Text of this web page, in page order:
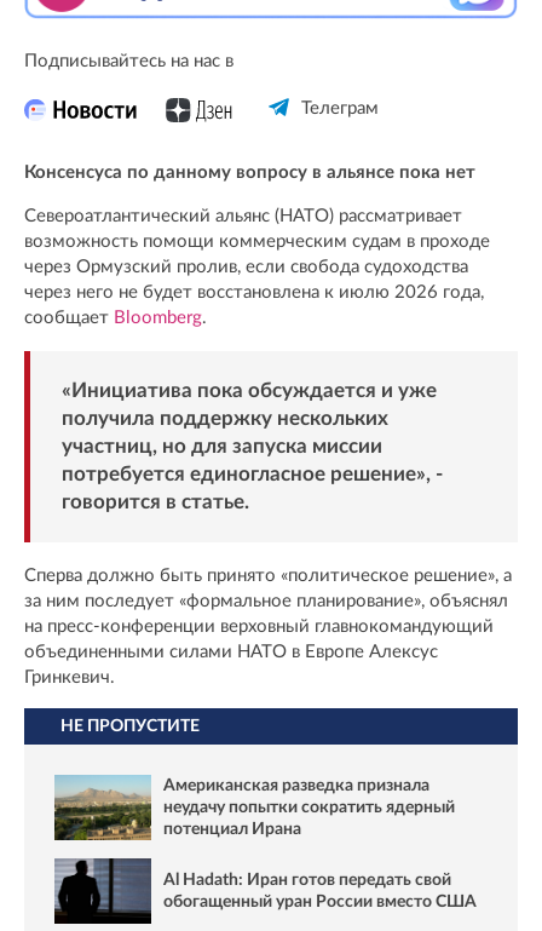
Подписывайтесь на нас в
Телеграм
Консенсуса по данному вопросу в альянсе пока нет
Североатлантический альянс (НАТО) рассматривает
возможность помощи коммерческим судам в проходе
через Ормузский пролив, если свобода судоходства
через него не будет восстановлена к июлю 2026 года,
сообщает Bloomberg.
«Инициатива пока обсуждается и уже
получила поддержку нескольких
участниц, но для запуска миссии
потребуется единогласное решение», -
говорится в статье.
Сперва должно быть принято «политическое решение», а
за ним последует «формальное планирование», объяснял
на пресс-конференции верховный главнокомандующий
объединенными силами НАТО в Европе Алексус
Гринкевич.
НЕ ПРОПУСТИТЕ
Американская разведка признала
неудачу попытки сократить ядерный
потенциал Ирана
Al Hadath: Иран готов передать свой
обогащенный уран России вместо США